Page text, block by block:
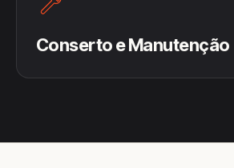
Conserto e Manutenção